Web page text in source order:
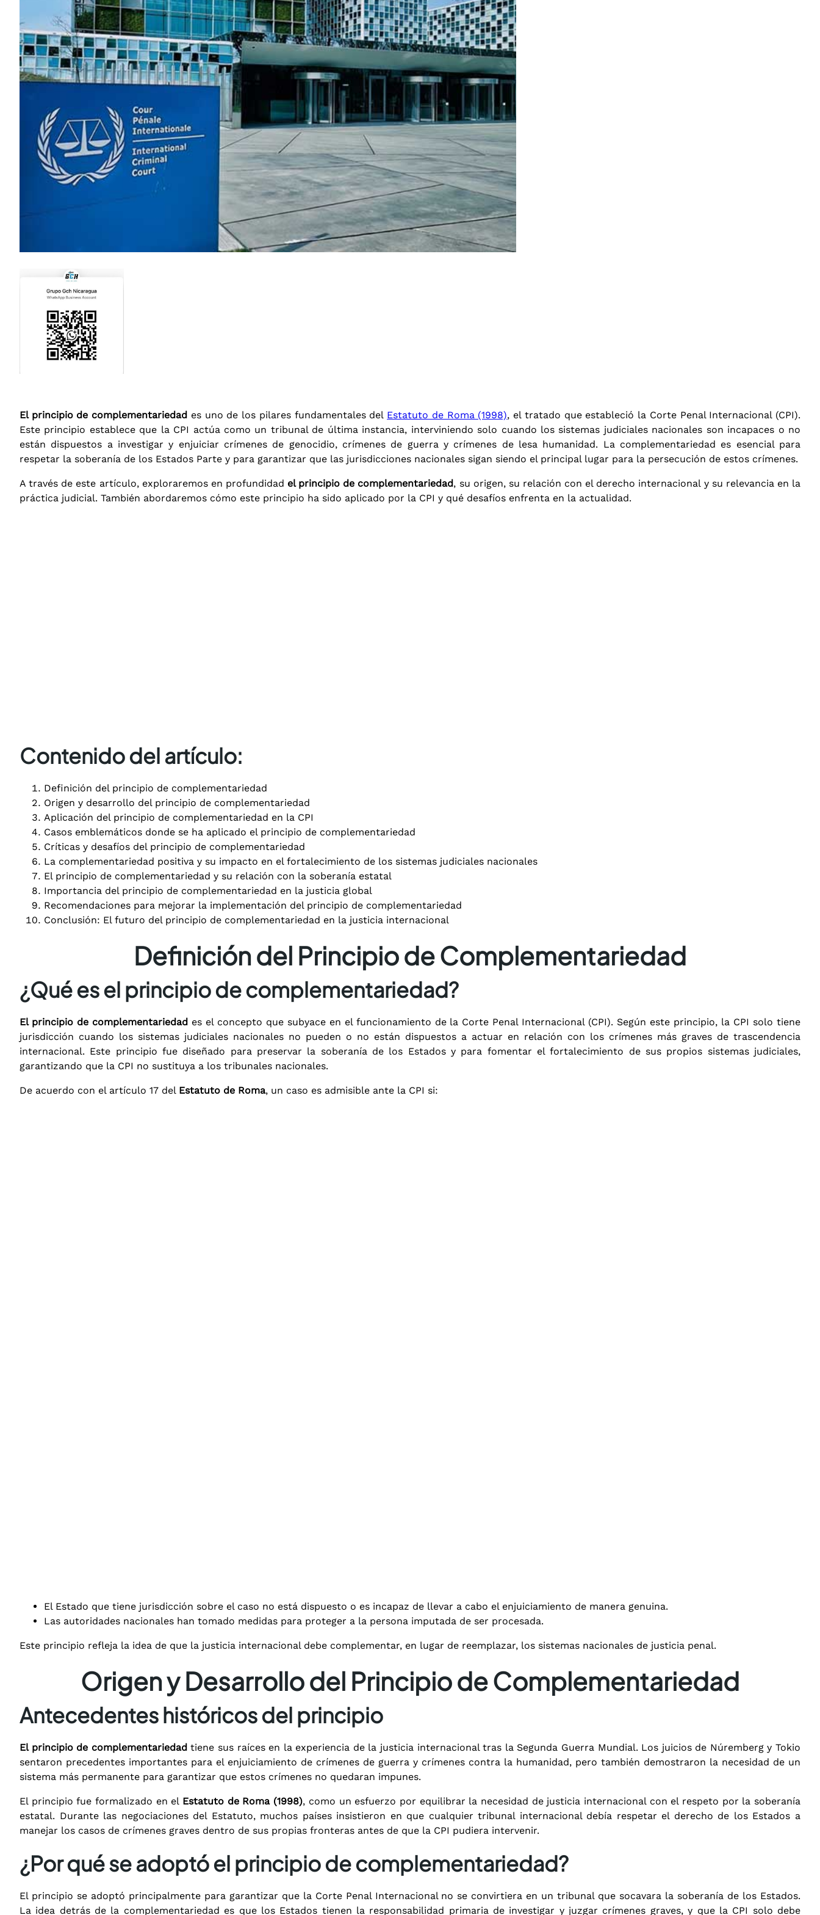
El principio de complementariedad es uno de los pilares fundamentales del Estatuto de Roma (1998), el tratado que estableció la Corte Penal Internacional (CPI).
Este principio establece que la CPI actúa como un tribunal de última instancia, interviniendo solo cuando los sistemas judiciales nacionales son incapaces o no
están dispuestos a investigar y enjuiciar crímenes de genocidio, crímenes de guerra y crímenes de lesa humanidad. La complementariedad es esencial para
respetar la soberanía de los Estados Parte y para garantizar que las jurisdicciones nacionales sigan siendo el principal lugar para la persecución de estos crímenes.
A través de este artículo, exploraremos en profundidad el principio de complementariedad, su origen, su relación con el derecho internacional y su relevancia en la
práctica judicial. También abordaremos cómo este principio ha sido aplicado por la CPI y qué desafíos enfrenta en la actualidad.
Contenido del artículo:
Definición del principio de complementariedad
Origen y desarrollo del principio de complementariedad
Aplicación del principio de complementariedad en la CPI
Casos emblemáticos donde se ha aplicado el principio de complementariedad
Críticas y desafíos del principio de complementariedad
La complementariedad positiva y su impacto en el fortalecimiento de los sistemas judiciales nacionales
El principio de complementariedad y su relación con la soberanía estatal
Importancia del principio de complementariedad en la justicia global
Recomendaciones para mejorar la implementación del principio de complementariedad
Conclusión: El futuro del principio de complementariedad en la justicia internacional
Definición del Principio de Complementariedad
¿Qué es el principio de complementariedad?
El principio de complementariedad es el concepto que subyace en el funcionamiento de la Corte Penal Internacional (CPI). Según este principio, la CPI solo tiene
jurisdicción cuando los sistemas judiciales nacionales no pueden o no están dispuestos a actuar en relación con los crímenes más graves de trascendencia
internacional. Este principio fue diseñado para preservar la soberanía de los Estados y para fomentar el fortalecimiento de sus propios sistemas judiciales,
garantizando que la CPI no sustituya a los tribunales nacionales.
De acuerdo con el artículo 17 del Estatuto de Roma, un caso es admisible ante la CPI si:
El Estado que tiene jurisdicción sobre el caso no está dispuesto o es incapaz de llevar a cabo el enjuiciamiento de manera genuina.
Las autoridades nacionales han tomado medidas para proteger a la persona imputada de ser procesada.
Este principio refleja la idea de que la justicia internacional debe complementar, en lugar de reemplazar, los sistemas nacionales de justicia penal.
Origen y Desarrollo del Principio de Complementariedad
Antecedentes históricos del principio
El principio de complementariedad tiene sus raíces en la experiencia de la justicia internacional tras la Segunda Guerra Mundial. Los juicios de Núremberg y Tokio
sentaron precedentes importantes para el enjuiciamiento de crímenes de guerra y crímenes contra la humanidad, pero también demostraron la necesidad de un
sistema más permanente para garantizar que estos crímenes no quedaran impunes.
El principio fue formalizado en el Estatuto de Roma (1998), como un esfuerzo por equilibrar la necesidad de justicia internacional con el respeto por la soberanía
estatal. Durante las negociaciones del Estatuto, muchos países insistieron en que cualquier tribunal internacional debía respetar el derecho de los Estados a
manejar los casos de crímenes graves dentro de sus propias fronteras antes de que la CPI pudiera intervenir.
¿Por qué se adoptó el principio de complementariedad?
El principio se adoptó principalmente para garantizar que la Corte Penal Internacional no se convirtiera en un tribunal que socavara la soberanía de los Estados.
La idea detrás de la complementariedad es que los Estados tienen la responsabilidad primaria de investigar y juzgar crímenes graves, y que la CPI solo debe